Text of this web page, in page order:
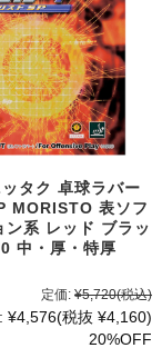
タク 卓球ラバー
MORISTO 表ソフ
ン系 レッド ブラッ
中・厚・特厚
定価: ¥5,720(税込)
¥4,576(税抜 ¥4,160)
20%OFF